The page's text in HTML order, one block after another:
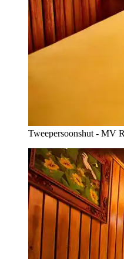
Tweepersoonshut - MV